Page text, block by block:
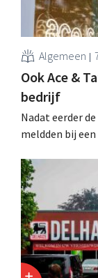
Algemeen
Ook Ace &
bedrijf
Nadat eerder
meldden bij
datalek.
wachtwoorden